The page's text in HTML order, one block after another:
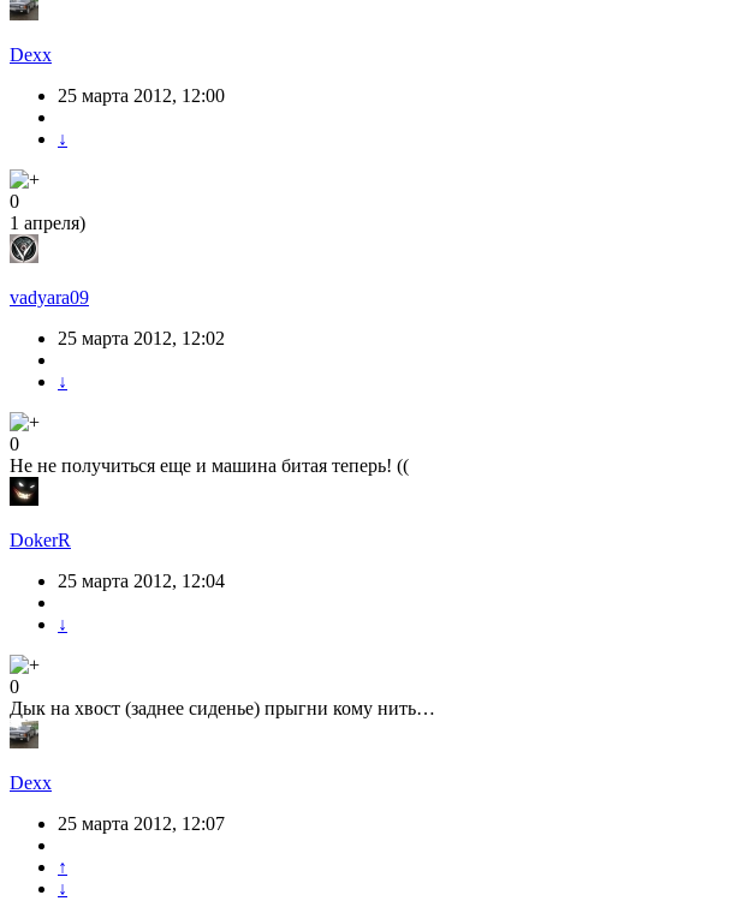
Dexx
25 марта 2012, 12:00
↓
0
1 апреля)
vadyara09
25 марта 2012, 12:02
↓
0
Не не получиться еще и машина битая теперь! ((
DokerR
25 марта 2012, 12:04
↓
0
Дык на хвост (заднее сиденье) прыгни кому нить…
Dexx
25 марта 2012, 12:07
↑
↓